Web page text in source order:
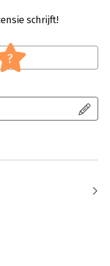
schrijft!
?